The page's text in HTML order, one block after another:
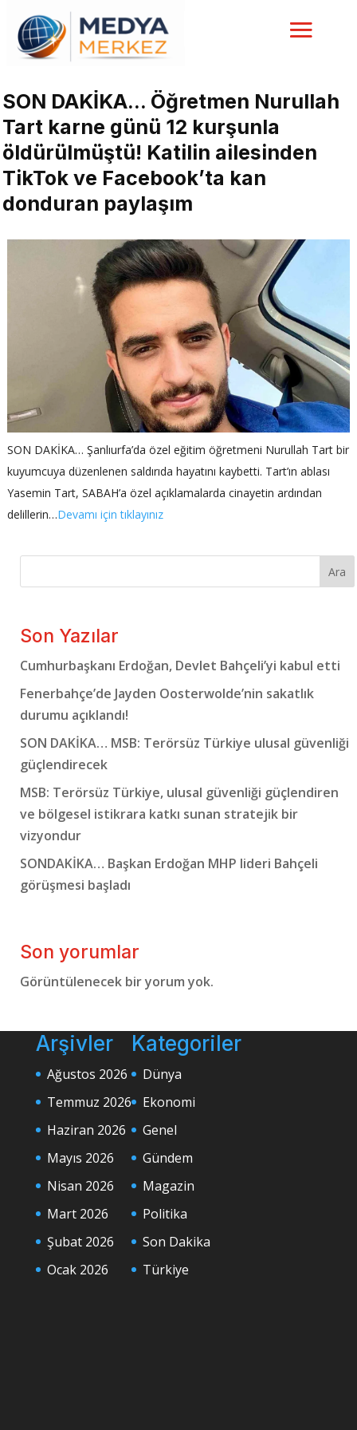
SON DAKİKA… Öğretmen Nurullah
Tart karne günü 12 kurşunla
öldürülmüştü! Katilin ailesinden
TikTok ve Facebook’ta kan
donduran paylaşım
SON DAKİKA… Şanlıurfa’da özel eğitim öğretmeni Nurullah Tart bir
kuyumcuya düzenlenen saldırıda hayatını kaybetti. Tart’ın ablası
Yasemin Tart, SABAH’a özel açıklamalarda cinayetin ardından
delillerin…Devamı için tıklayınız
Ara
Son Yazılar
Cumhurbaşkanı Erdoğan, Devlet Bahçeli’yi kabul etti
Fenerbahçe’de Jayden Oosterwolde’nin sakatlık
durumu açıklandı!
SON DAKİKA… MSB: Terörsüz Türkiye ulusal güvenliği
güçlendirecek
MSB: Terörsüz Türkiye, ulusal güvenliği güçlendiren
ve bölgesel istikrara katkı sunan stratejik bir
vizyondur
SONDAKİKA… Başkan Erdoğan MHP lideri Bahçeli
görüşmesi başladı
Son yorumlar
Görüntülenecek bir yorum yok.
Arşivler
Ağustos 2026
Temmuz 2026
Haziran 2026
Mayıs 2026
Nisan 2026
Mart 2026
Şubat 2026
Ocak 2026
Kategoriler
Dünya
Ekonomi
Genel
Gündem
Magazin
Politika
Son Dakika
Türkiye